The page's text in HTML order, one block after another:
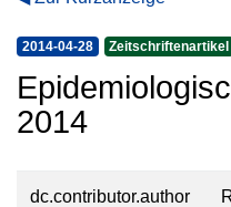
2014-04-28 Zeitschriftenartikel
2014
dc.contributor.author